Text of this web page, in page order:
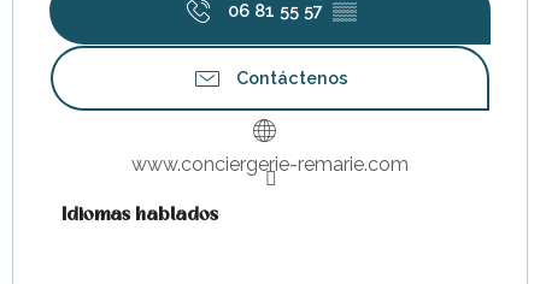
06 81 55 57 ▒▒
Contáctenos
www.conciergerie-remarie.com
Idiomas hablados
Idiomas hablados